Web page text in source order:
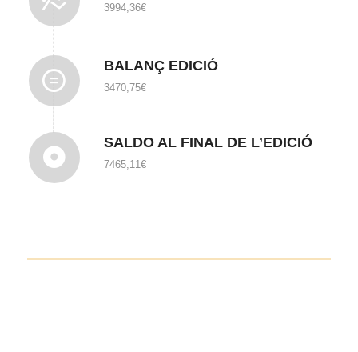
3994,36€
BALANÇ EDICIÓ
3470,75€
SALDO AL FINAL DE L’EDICIÓ
7465,11€